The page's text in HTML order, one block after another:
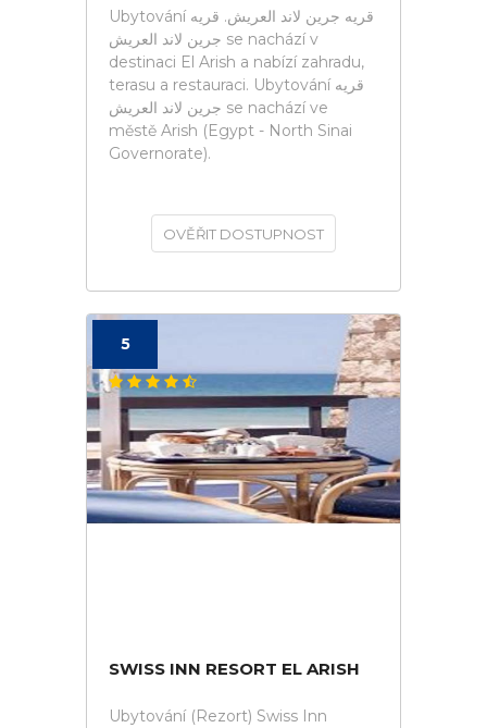
Ubytování قريه جرين لاند العريش. قريه
جرين لاند العريش se nachází v
destinaci El Arish a nabízí zahradu,
terasu a restauraci. Ubytování قريه
جرين لاند العريش se nachází ve
městě Arish (Egypt - North Sinai
Governorate).
OVĚŘIT DOSTUPNOST
5
SWISS INN RESORT EL ARISH
Ubytování (Rezort) Swiss Inn